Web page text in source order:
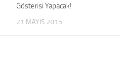
Gösterisi Yapacak!
21 MAYIS 2015